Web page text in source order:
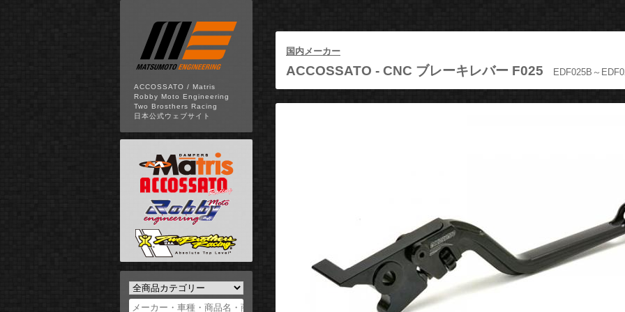
ACCOSSATO / Matris
Robby Moto Engineering
Two Brosthers Racing
日本公式ウェブサイト
国内メーカー
ACCOSSATO - CNC ブレーキレバー F025 EDF025B～